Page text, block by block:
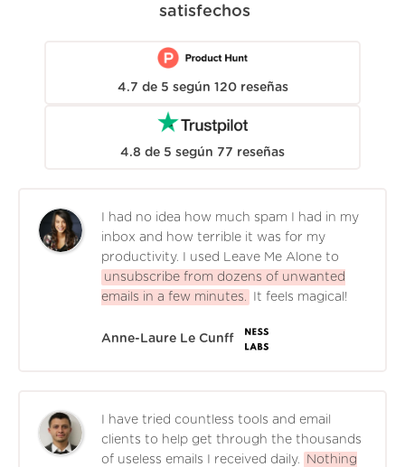
satisfechos
4.7 de 5 según 120 reseñas
4.8 de 5 según 77 reseñas
I had no idea how much spam I had in my
inbox and how terrible it was for my
productivity. I used Leave Me Alone to
unsubscribe from dozens of unwanted
emails in a few minutes.
It feels magical!
Anne-Laure Le Cunff
I have tried countless tools and email
clients to help get through the thousands
of useless emails I received daily.
Nothing